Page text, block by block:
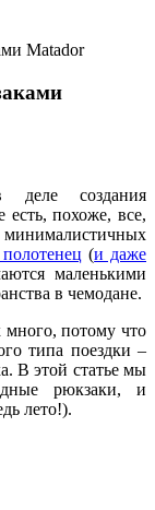
Matador
создания
есть, похоже, все,
(и даже
маленькими
в чемодане.
потому что
типа поездки –
В этой статье мы
рюкзаки, и
лето!).